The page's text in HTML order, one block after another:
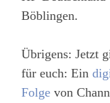
Böblingen.
Übrigens: Jetzt
für euch: Ein
Folge von